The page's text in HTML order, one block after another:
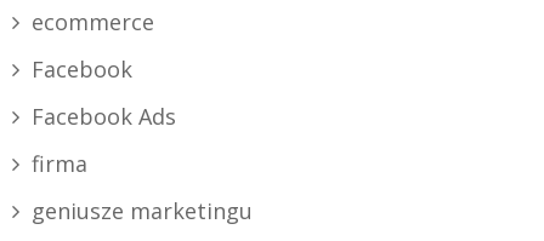
ecommerce
Facebook
Facebook Ads
firma
geniusze marketingu